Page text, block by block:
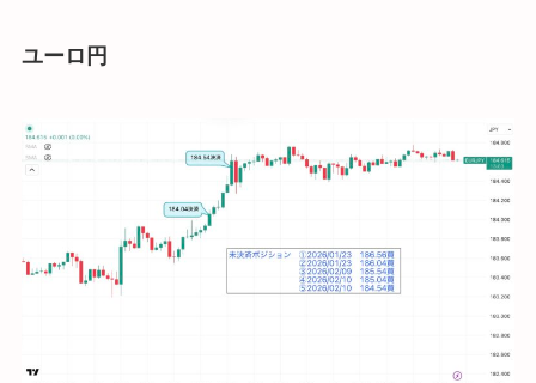
ユーロ円